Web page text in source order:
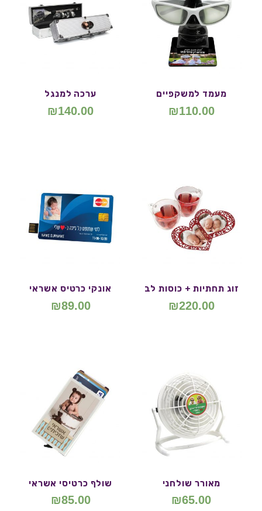
מעמד למשקפיים
₪110.00
ערכה למנגל
₪140.00
זוג תחתיות + כוסות לב
₪220.00
אונקי כרטיס אשראי
₪89.00
מאורר שולחני
₪65.00
שולף כרטיסי אשראי
₪85.00